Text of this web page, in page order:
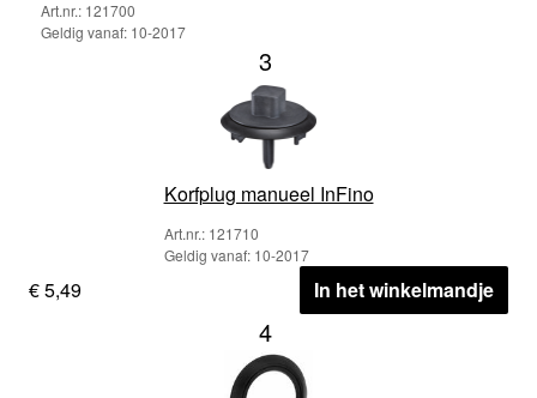
Art.nr.: 121700
Geldig vanaf: 10-2017
3
Korfplug manueel InFino
Art.nr.: 121710
Geldig vanaf: 10-2017
€ 5,49 In het winkelmandje
4